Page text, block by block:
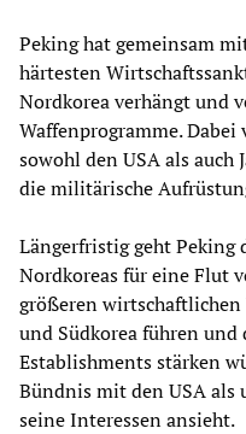
Peking hat gemeinsam
härtesten
Nordkorea verhängt und
Waffenprogramme.
sowohl den USA als auch
die militärische
Längerfristig geht Peking
Nordkoreas für eine Flut
größeren
und Südkorea führen und
Establishments stärken
Bündnis mit den USA als
seine Interessen ansieht.